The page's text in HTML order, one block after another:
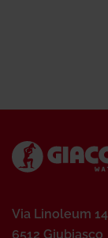
Via Linoleum 14
6512 Giubiasco